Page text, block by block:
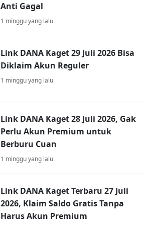
Anti Gagal
1 minggu yang lalu
Link DANA Kaget 29 Juli 2026 Bisa
Diklaim Akun Reguler
1 minggu yang lalu
Link DANA Kaget 28 Juli 2026, Gak
Perlu Akun Premium untuk
Berburu Cuan
1 minggu yang lalu
Link DANA Kaget Terbaru 27 Juli
2026, Klaim Saldo Gratis Tanpa
Harus Akun Premium